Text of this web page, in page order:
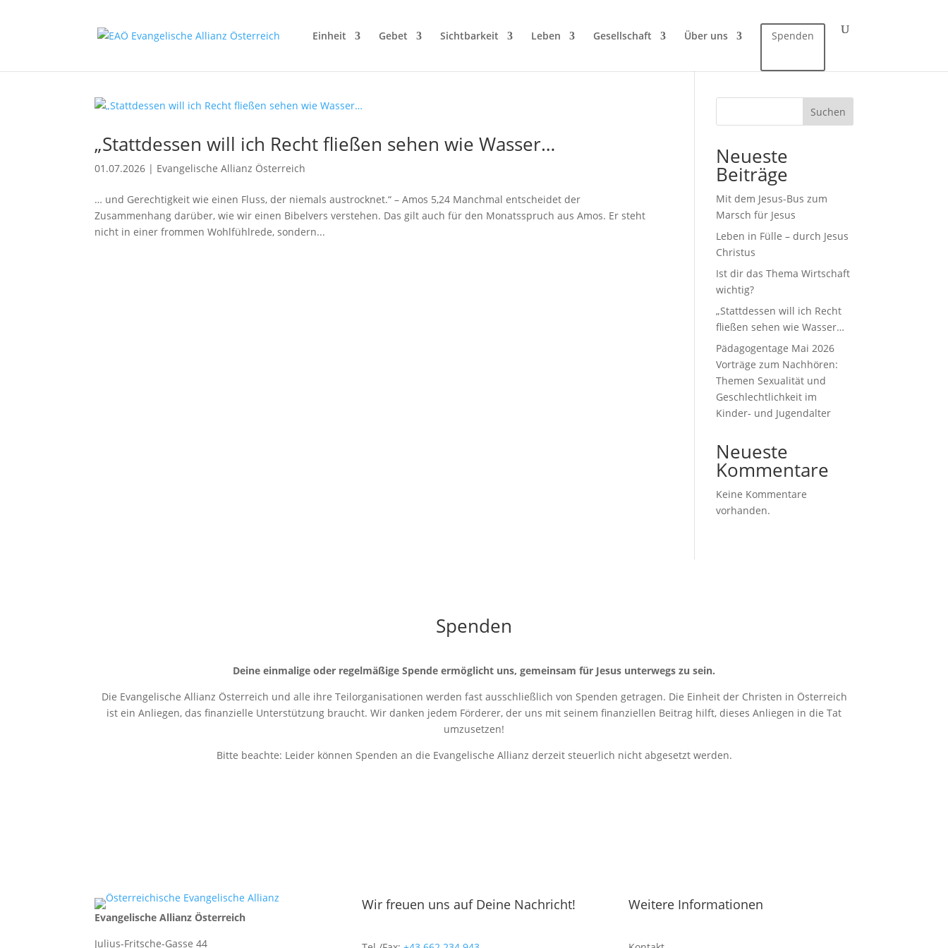
Einheit Gebet Sichtbarkeit Leben Gesellschaft Über uns Spenden
„Stattdessen will ich Recht fließen sehen wie Wasser…
01.07.2026 | Evangelische Allianz Österreich
… und Gerechtigkeit wie einen Fluss, der niemals austrocknet.“ – Amos 5,24 Manchmal entscheidet der
Zusammenhang darüber, wie wir einen Bibelvers verstehen. Das gilt auch für den Monatsspruch aus Amos. Er steht
nicht in einer frommen Wohlfühlrede, sondern...
Suchen
Neueste
Beiträge
Mit dem Jesus-Bus zum
Marsch für Jesus
Leben in Fülle – durch Jesus
Christus
Ist dir das Thema Wirtschaft
wichtig?
„Stattdessen will ich Recht
fließen sehen wie Wasser…
Pädagogentage Mai 2026
Vorträge zum Nachhören:
Themen Sexualität und
Geschlechtlichkeit im
Kinder- und Jugendalter
Neueste
Kommentare
Keine Kommentare
vorhanden.
Spenden
Deine einmalige oder regelmäßige Spende ermöglicht uns, gemeinsam für Jesus unterwegs zu sein.
Die Evangelische Allianz Österreich und alle ihre Teilorganisationen werden fast ausschließlich von Spenden getragen. Die Einheit der Christen in Österreich
ist ein Anliegen, das finanzielle Unterstützung braucht. Wir danken jedem Förderer, der uns mit seinem finanziellen Beitrag hilft, dieses Anliegen in die Tat
umzusetzen!
Bitte beachte: Leider können Spenden an die Evangelische Allianz derzeit steuerlich nicht abgesetzt werden.
Evangelische Allianz Österreich
Julius-Fritsche-Gasse 44
Wir freuen uns auf Deine Nachricht! Weitere Informationen